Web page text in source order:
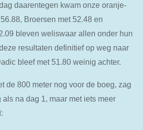
daarentegen kwam onze oranje-
Broersen met 52.48 en
bleven weliswaar allen onder hun
resultaten definitief op weg naar
bleef met 51.80 weinig achter.
de 800 meter nog voor de boeg, zag
na dag 1, maar met iets meer